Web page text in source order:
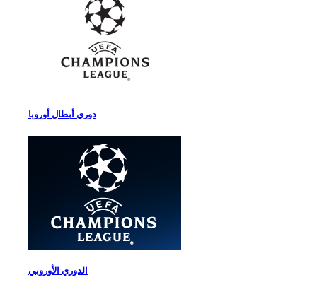
دوري أبطال أوروبا
الدوري الأوروبي